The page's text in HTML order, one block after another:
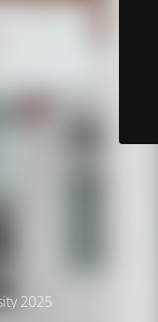
2025